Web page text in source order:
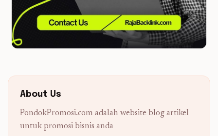
About Us
PondokPromosi.com adalah website blog artikel
untuk promosi bisnis anda